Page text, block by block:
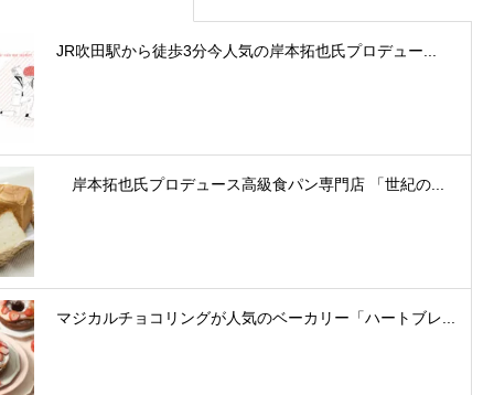
JR吹田駅から徒歩3分今人気の岸本拓也氏プロデュー...
岸本拓也氏プロデュース高級食パン専門店 「世紀の...
マジカルチョコリングが人気のベーカリー「ハートブレ...